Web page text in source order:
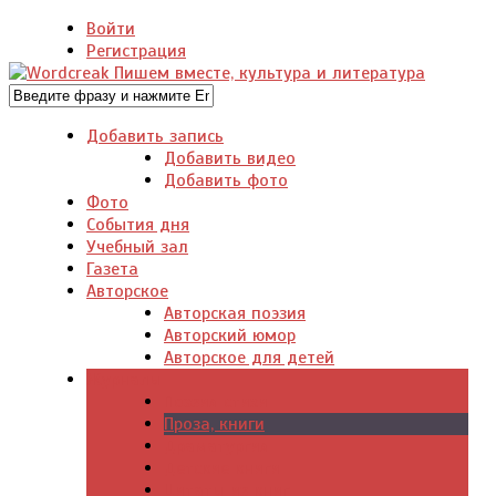
Войти
Регистрация
Добавить запись
Добавить видео
Добавить фото
Фото
События дня
Учебный зал
Газета
Авторское
Авторская поэзия
Авторский юмор
Авторское для детей
Проза, книги